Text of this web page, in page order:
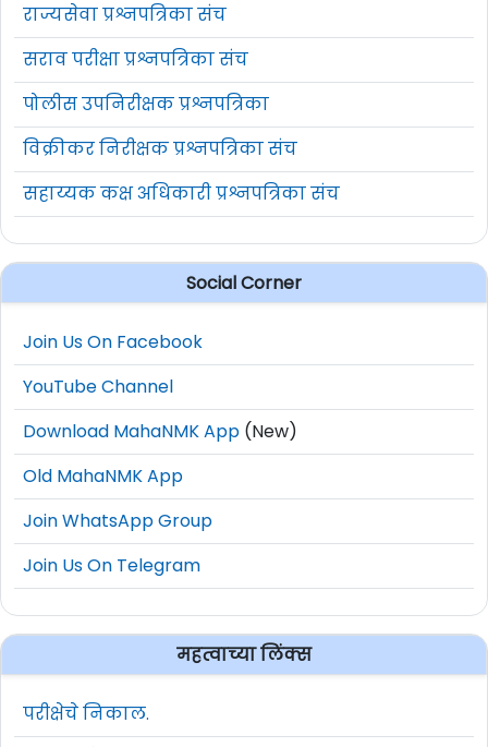
राज्यसेवा प्रश्नपत्रिका संच
सराव परीक्षा प्रश्नपत्रिका संच
पोलीस उपनिरीक्षक प्रश्नपत्रिका
विक्रीकर निरीक्षक प्रश्नपत्रिका संच
सहाय्यक कक्ष अधिकारी प्रश्नपत्रिका संच
Social Corner
Join Us On Facebook
YouTube Channel
Download MahaNMK App (New)
Old MahaNMK App
Join WhatsApp Group
Join Us On Telegram
महत्वाच्या लिंक्स
परीक्षेचे निकाल.